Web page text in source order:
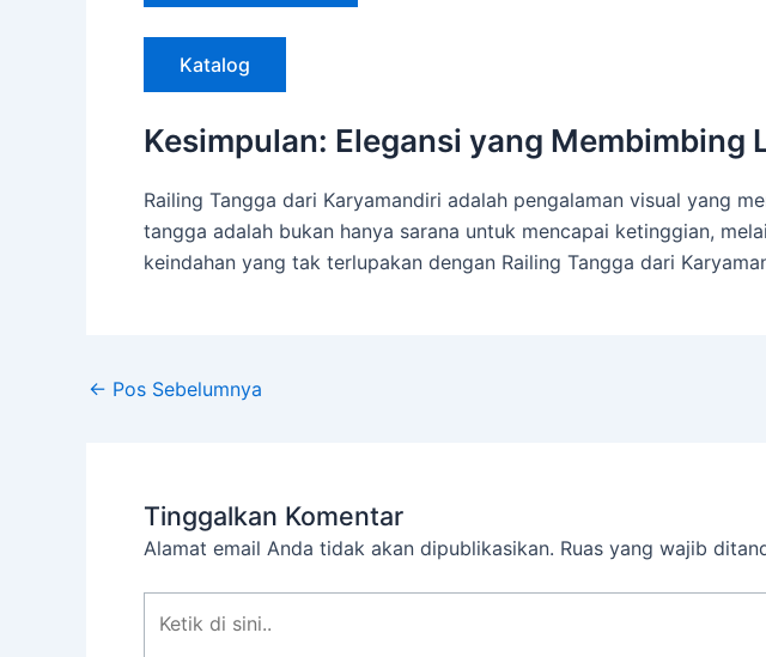
Katalog
Kesimpulan: Elegansi yang Membimbing
Railing Tangga dari Karyamandiri adalah pengalaman visual yang
tangga adalah bukan hanya sarana untuk mencapai ketinggian,
keindahan yang tak terlupakan dengan Railing Tangga dari
← Pos Sebelumnya
Tinggalkan Komentar
Alamat email Anda tidak akan dipublikasikan. Ruas yang wajib